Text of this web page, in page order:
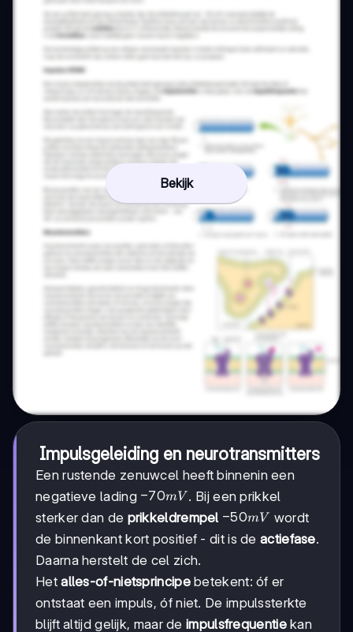
Bekijk
Impulsgeleiding en neurotransmitters
Een rustende zenuwcel heeft binnenin een
negatieve lading -70
mV
−70mV . Bij een prikkel
sterker dan de prikkeldrempel -50
mV
−50mV wordt
de binnenkant kort positief - dit is deactiefase.
Daarna herstelt de cel zich.
Hetalles-of-nietsprincipebetekent: óf er
ontstaat een impuls, óf niet. De impulssterkte
blijft altijd gelijk, maar deimpulsfrequentiekan